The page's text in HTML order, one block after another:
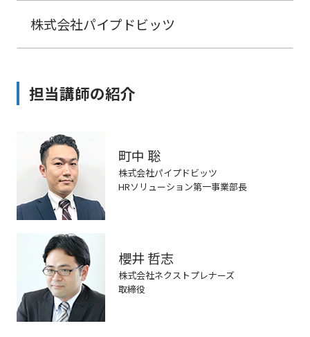
株式会社パイプドビッツ
担当講師の紹介
町中 聡
株式会社パイプドビッツ
HRソリューション第一事業部長
櫻井 哲志
株式会社ネクストプレナーズ
取締役